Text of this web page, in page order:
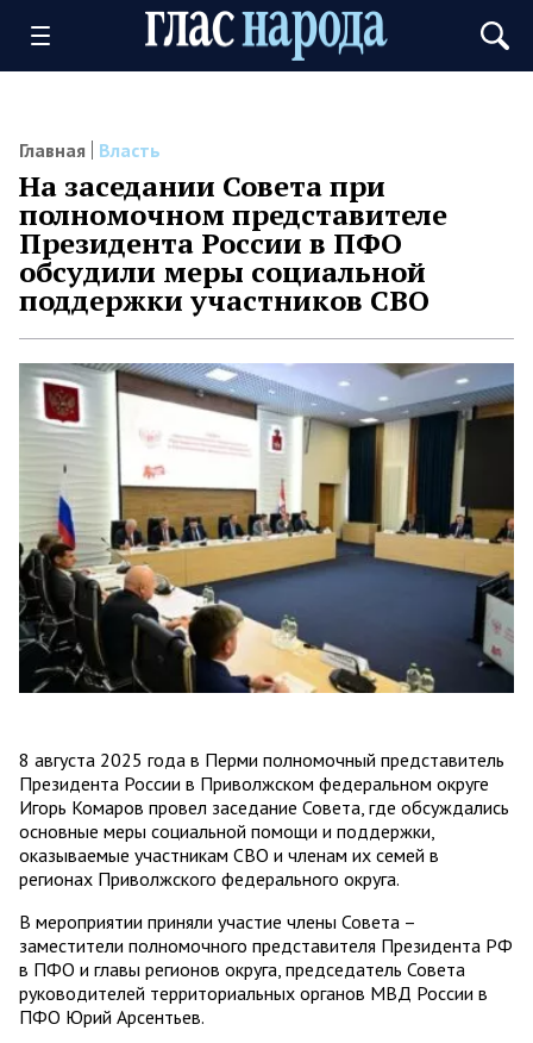
Главная Власть
На заседании Совета при
полномочном представителе
Президента России в ПФО
обсудили меры социальной
поддержки участников СВО
8 августа 2025 года в Перми полномочный представитель
Президента России в Приволжском федеральном округе
Игорь Комаров провел заседание Совета, где обсуждались
основные меры социальной помощи и поддержки,
оказываемые участникам СВО и членам их семей в
регионах Приволжского федерального округа.
В мероприятии приняли участие члены Совета –
заместители полномочного представителя Президента РФ
в ПФО и главы регионов округа, председатель Совета
руководителей территориальных органов МВД России в
ПФО Юрий Арсентьев.